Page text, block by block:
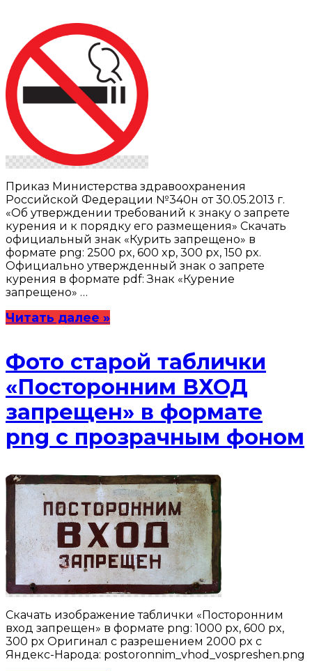
Приказ Министерства здравоохранения
Российской Федерации №340н от 30.05.2013 г.
«Об утверждении требований к знаку о запрете
курения и к порядку его размещения» Скачать
официальный знак «Курить запрещено» в
формате png: 2500 px, 600 xp, 300 px, 150 px.
Официально утвержденный знак о запрете
курения в формате pdf: Знак «Курение
запрещено» …
Читать далее »
Фото старой таблички
«Посторонним ВХОД
запрещен» в формате
png с прозрачным фоном
Скачать изображение таблички «Посторонним
вход запрещен» в формате png: 1000 px, 600 px,
300 px Оригинал с разрешением 2000 px с
Яндекс-Народа: postoronnim_vhod_vospreshen.png